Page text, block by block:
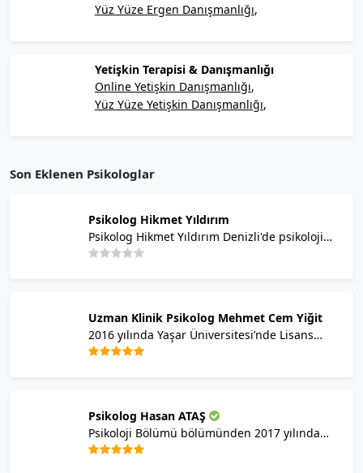
Yüz Yüze Ergen Danışmanlığı
Yetişkin Terapisi & Danışmanlığı
Online Yetişkin Danışmanlığı
Yüz Yüze Yetişkin Danışmanlığı
Son Eklenen Psikologlar
Psikolog Hikmet Yıldırım
Psikolog Hikmet Yıldırım Denizli'de psikolojik
denışmanlık alanında hizmet vermektedir.
Uzman Klinik Psikolog Mehmet Cem Yiğit
2016 yılında Yaşar Üniversitesi’nde Lisans
eğitimini Psikoloji (%100 İngilizce) üzerine
Psikoloji üzerine tezli olarak tamamlamıştır.
Yüksek lisansını “Bireylerde Benlik Saygısı ve
Cinsel Özyeterlilik İlişkisinde Bilişsel
Psikolog Hasan ATAŞ
Psikoloji Bölümü bölümünden 2017 yılında
mezun olmuştur. Alp Karaosmanoğlu Şema